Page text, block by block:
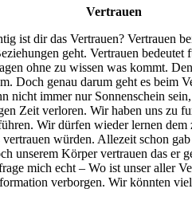
Vertrauen
ist dir das Vertrauen? Vertrauen
geht. Vertrauen
ohne zu wissen was kommt.
Doch genau darum geht es beim
immer nur Sonnenschein
Zeit verloren. Wir haben uns zu
Wir dürfen wieder lernen
würden. Allezeit schon
unserem Körper vertrauen das
mich echt – Wo ist unser aller
verborgen. Wir könnten